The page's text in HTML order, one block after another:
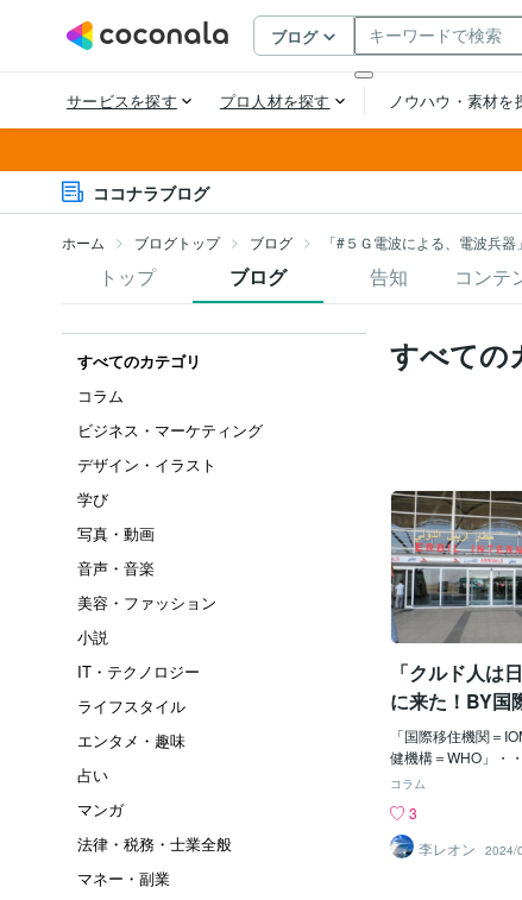
ココナラブログ
ホーム ブログトップ ブログ 「#５Ｇ電波による、電波兵器
トップ ブログ 告知 コンテ
すべてのカテゴリ
コラム
ビジネス・マーケティング
デザイン・イラスト
学び
写真・動画
音声・音楽
美容・ファッション
小説
IT・テクノロジー
ライフスタイル
エンタメ・趣味
占い
マンガ
法律・税務・士業全般
マネー・副業
すべての
「クルド人は
に来た！BY国
「国際移住機関＝
健機構＝WHO」・
UN」支配下の組織
D NATIONS」じゃ
後」の「世界の平
会・文化を維持、
コラム
3
李レオン
2024/